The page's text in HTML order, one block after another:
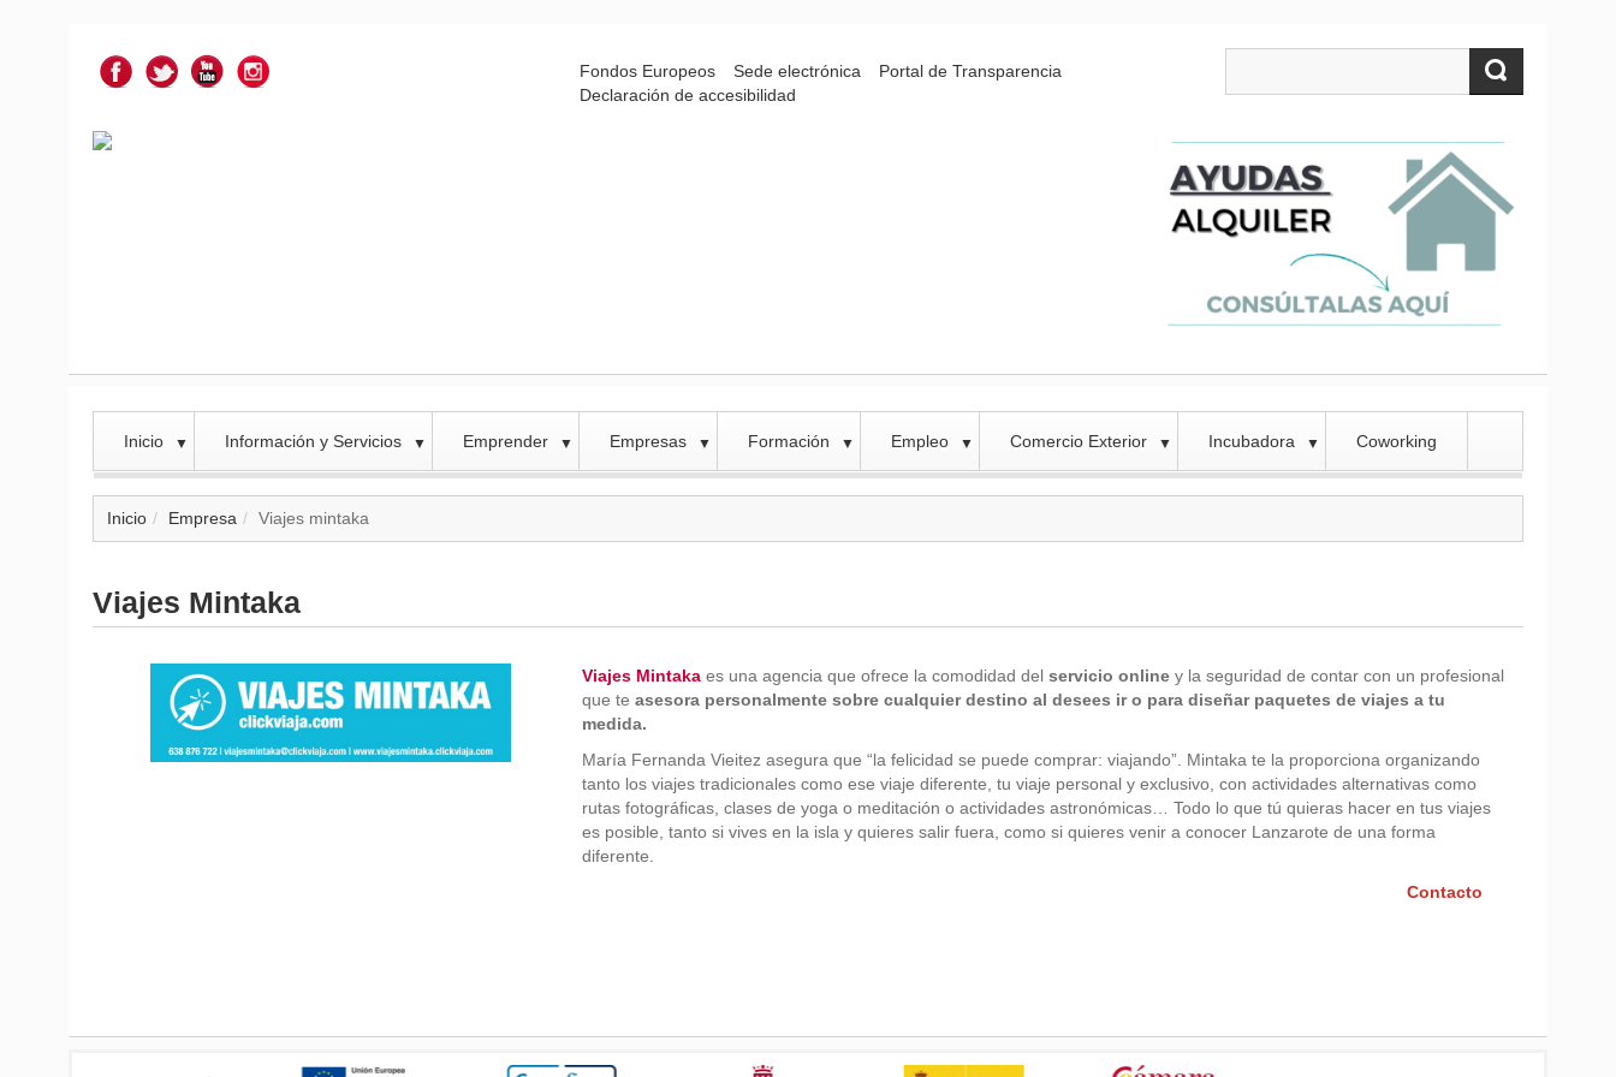
Fondos Europeos Sede electrónica
Portal de Transparencia
Declaración de accesibilidad
Inicio ▼ Información y Servicios ▼ Emprender ▼ Empresas ▼ Formación ▼ Empleo ▼ Comercio Exterior ▼ Incubadora ▼ Coworking
Inicio Empresa Viajes mintaka
Viajes Mintaka
Viajes Mintaka es una agencia que ofrece la comodidad del servicio onliney la seguridad de contar con un profesional
que te asesora personalmente sobre cualquier destino al desees ir o para diseñar paquetes de viajes a tu
medida.
María Fernanda Vieitez asegura que “la felicidad se puede comprar: viajando”. Mintaka te la proporciona organizando
tanto los viajes tradicionales como ese viaje diferente, tu viaje personal y exclusivo, con actividades alternativas como
rutas fotográficas, clases de yoga o meditación o actividades astronómicas… Todo lo que tú quieras hacer en tus viajes
es posible, tanto si vives en la isla y quieres salir fuera, como si quieres venir a conocer Lanzarote de una forma
diferente.
Contacto